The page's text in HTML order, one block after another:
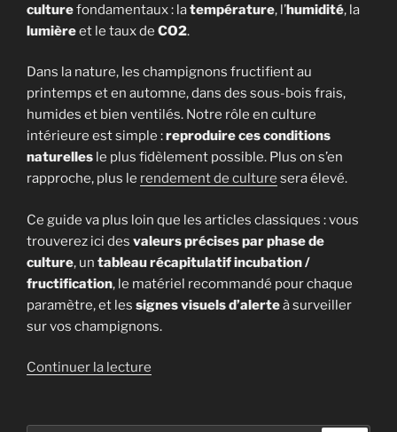
culturefondamentaux : latempérature, l’humidité, la
lumièreet le taux de CO2.
Dans la nature, les champignons fructifient au
printemps et en automne, dans des sous-bois frais,
humides et bien ventilés. Notre rôle en culture
intérieure est simple :reproduire ces conditions
naturelles le plus fidèlement possible. Plus on s’en
rapproche, plus le rendement de culture sera élevé.
Ce guide va plus loin que les articles classiques : vous
trouverez ici des valeurs précises par phase de
culture, un tableau récapitulatif incubation /
fructification, le matériel recommandé pour chaque
paramètre, et les signes visuels d’alerteà surveiller
sur vos champignons.
Continuer la lecture